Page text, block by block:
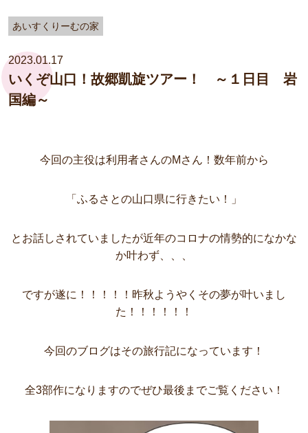
あいすくりーむの家
2023.01.17
いくぞ山口！故郷凱旋ツアー！ ～１日目 岩
国編～
今回の主役は利用者さんのMさん！数年前から
「ふるさとの山口県に行きたい！」
とお話しされていましたが近年のコロナの情勢的になかな
か叶わず、、、
ですが遂に！！！！！昨秋ようやくその夢が叶いまし
た！！！！！！
今回のブログはその旅行記になっています！
全3部作になりますのでぜひ最後までご覧ください！